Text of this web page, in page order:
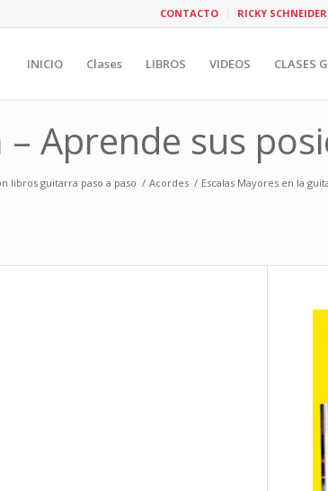
CONTACTO RICKY SCHNEIDER
INICIO Clases LIBROS VIDEOS CLASES
Aprende sus
libros guitarra paso a paso / Acordes / Escalas Mayores en la